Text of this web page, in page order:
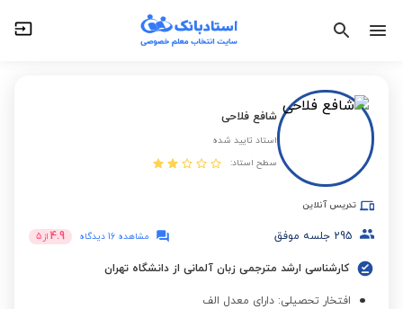
شافع فلاحی
استاد تایید شده
سطح استاد:
تدریس آنلاین
295 جلسه موفق مشاهده 16 دیدگاه 4.9 از 5
کارشناسی ارشد مترجمی زبان آلمانی از دانشگاه تهران
افتخار تحصیلی: دارای معدل الف